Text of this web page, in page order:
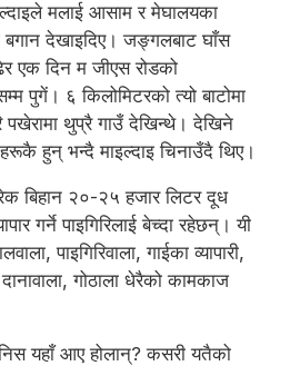
मलाई आसाम र मेघालयका
बगान देखाइदिए। जङ्गलबाट घाँस
एक दिन म जीएस रोडको
पुगें। ६ किलोमिटरको त्यो बाटोमा
पखेरामा थुप्रै गाउँ देखिन्थे। देखिने
हुन् भन्दै माइल्दाइ चिनाउँदै थिए।
बिहान २०-२५ हजार लिटर दूध
गर्ने पाइगिरिलाई बेच्दा रहेछन्। यी
पाइगिरिवाला, गाईका व्यापारी,
दानावाला, गोठाला धेरैको कामकाज
यहाँ आए होलान्? कसरी यतैको